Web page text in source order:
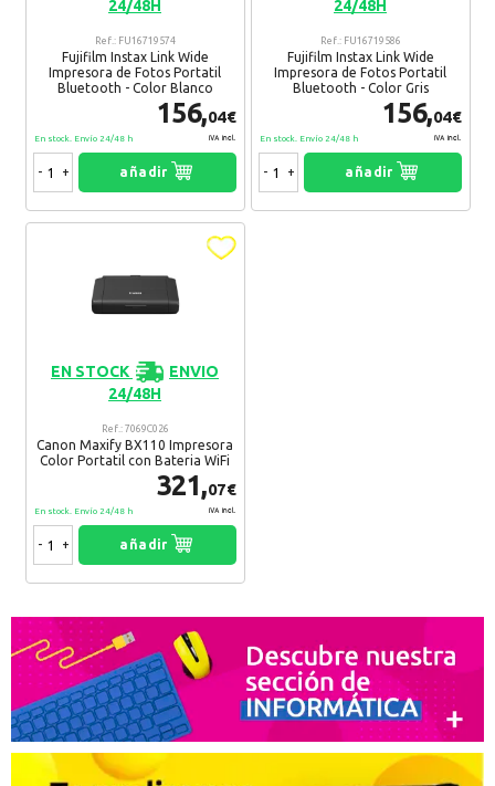
24/48H
Ref.: FU16719574
Fujifilm Instax Link Wide
Impresora de Fotos Portatil
Bluetooth - Color Blanco
156,04€
IVA Incl.
En stock. Envío 24/48 h
- + añadir
24/48H
Ref.: FU16719586
Fujifilm Instax Link Wide
Impresora de Fotos Portatil
Bluetooth - Color Gris
156,04€
IVA Incl.
En stock. Envío 24/48 h
- + añadir
EN STOCK
ENVIO
24/48H
Ref.: 7069C026
Canon Maxify BX110 Impresora
Color Portatil con Bateria WiFi
321,07€
IVA Incl.
En stock. Envío 24/48 h
- + añadir